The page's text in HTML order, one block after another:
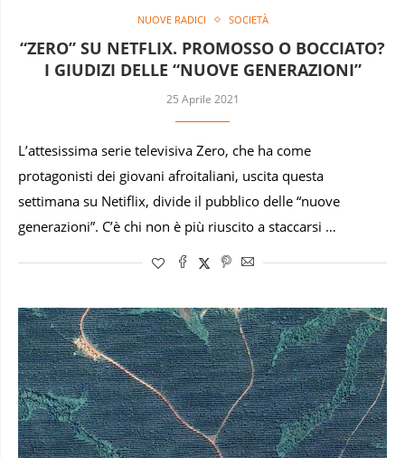
NUOVE RADICI SOCIETÀ
“ZERO” SU NETFLIX. PROMOSSO O BOCCIATO?
I GIUDIZI DELLE “NUOVE GENERAZIONI”
25 Aprile 2021
L’attesissima serie televisiva Zero, che ha come
protagonisti dei giovani afroitaliani, uscita questa
settimana su Netiflix, divide il pubblico delle “nuove
generazioni”. C’è chi non è più riuscito a staccarsi …